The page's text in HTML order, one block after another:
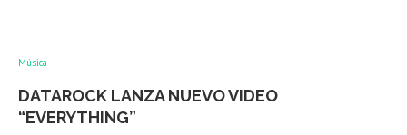
Música
DATAROCK LANZA NUEVO VIDEO
“EVERYTHING”